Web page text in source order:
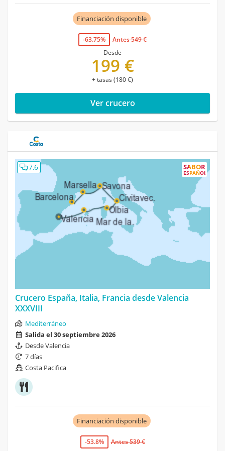
Financiación disponible
-63.75%
Antes 549 €
Desde
199 €
+ tasas (180 €)
Ver crucero
SABOR
ESPAÑOL
7,6
Crucero España, Italia, Francia desde Valencia
XXXVIII
Mediterráneo
Salida el 30 septiembre 2026
Desde Valencia
7 días
Costa Pacifica
Financiación disponible
-53.8%
Antes 539 €